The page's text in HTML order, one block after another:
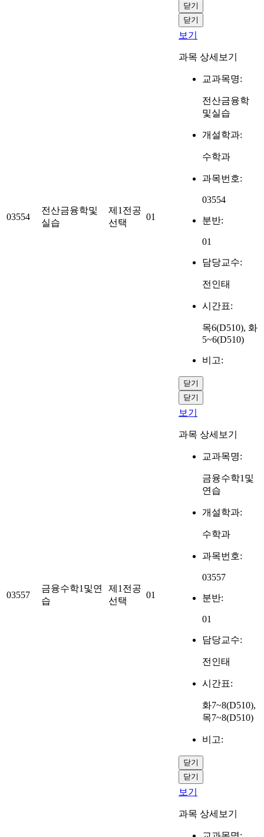
닫기
닫기
03554
전산금융학및
실습
제1전공
선택
01
보기
과목 상세보기
교과목명:
전산금융학
및실습
개설학과:
수학과
과목번호:
03554
분반:
01
담당교수:
전인태
시간표:
목6(D510), 화
5~6(D510)
비고:
닫기
닫기
03557
금융수학1및연
습
제1전공
선택
01
보기
과목 상세보기
교과목명:
금융수학1및
연습
개설학과:
수학과
과목번호:
03557
분반:
01
담당교수:
전인태
시간표:
화7~8(D510),
목7~8(D510)
비고:
닫기
닫기
보기
과목 상세보기